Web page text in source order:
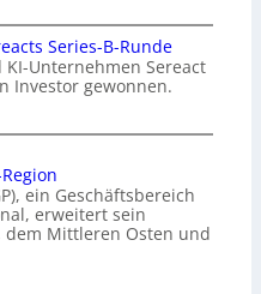
Series-B-Runde
Unternehmen Sereact
Investor gewonnen.
ein Geschäftsbereich
erweitert sein
dem Mittleren Osten und